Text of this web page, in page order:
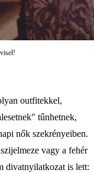
outfitekkel,
tűnhetnek,
nők szekrényeiben.
vagy a fehér
divatnyilatkozat is lett: